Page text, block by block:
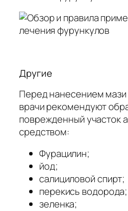
Другие
Перед нанесением мази
врачи рекомендуют
поврежденный участок
средством:
Фурацилин;
йод;
салициловой спирт;
перекись водорода;
зеленка;